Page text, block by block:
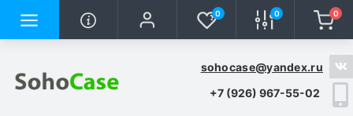
0 0 0
sohocase@yandex.ru
+7 (926) 967-55-02